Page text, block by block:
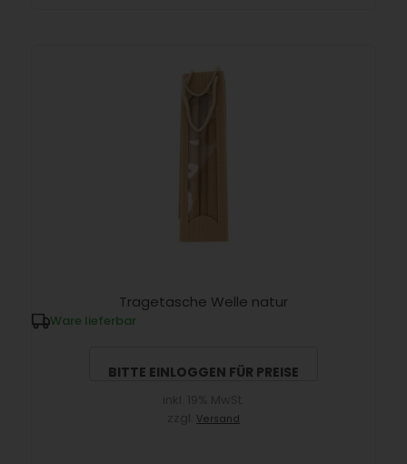
Tragetasche Welle natur
Ware lieferbar
BITTE EINLOGGEN FÜR PREISE
Versand